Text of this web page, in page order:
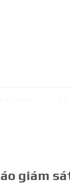
VI SINH
giám